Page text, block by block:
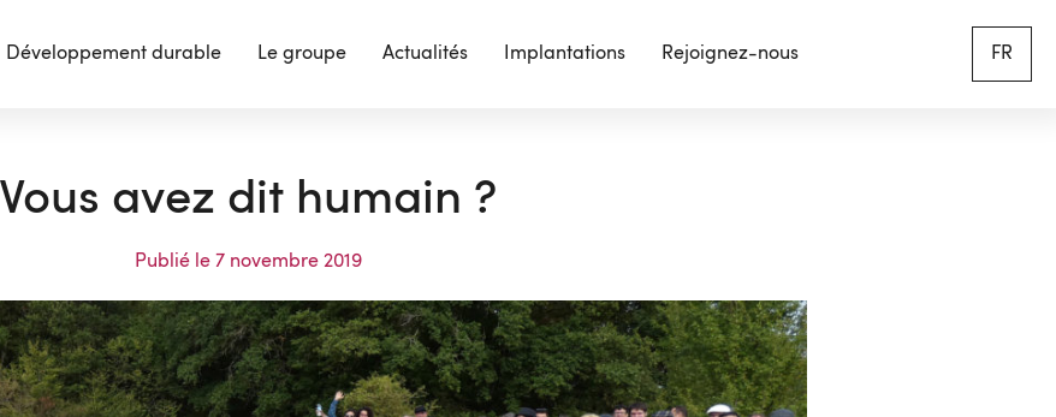
Développement durable Le groupe Actualités Implantations Rejoignez-nous FR
Vous avez dit humain ?
Publié le 7 novembre 2019